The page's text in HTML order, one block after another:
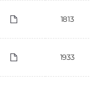
1813
1933